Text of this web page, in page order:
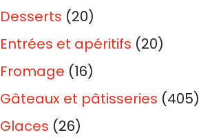
Desserts (20)
Entrées et apéritifs (20)
Fromage (16)
Gâteaux et pâtisseries (405)
Glaces (26)